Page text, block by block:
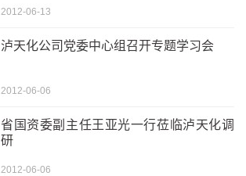
2012-06-13
泸天化公司党委中心组召开专题学习会
2012-06-06
省国资委副主任王亚光一行莅临泸天化调
研
2012-06-06